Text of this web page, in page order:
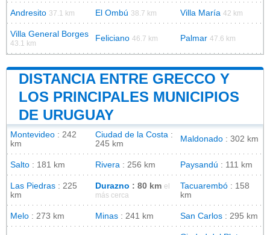
Andresito 37.1 km El Ombú 38.7 km Villa María 42 km
Villa General Borges
43.1 km
Feliciano 46.7 km Palmar 47.6 km
DISTANCIA ENTRE GRECCO Y
LOS PRINCIPALES MUNICIPIOS
DE URUGUAY
Montevideo : 242
km
Ciudad de la Costa :
245 km
Maldonado : 302 km
Salto : 181 km Rivera : 256 km Paysandú : 111 km
Las Piedras : 225
km
Durazno : 80 km el
más cerca
Tacuarembó : 158
km
Melo : 273 km Minas : 241 km San Carlos : 295 km